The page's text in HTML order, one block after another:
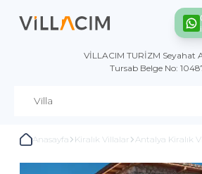
VİLLACIM TURİZM Seyahat
Tursab Belge No:
Anasayfa Kiralık Villalar Antalya Kiralık